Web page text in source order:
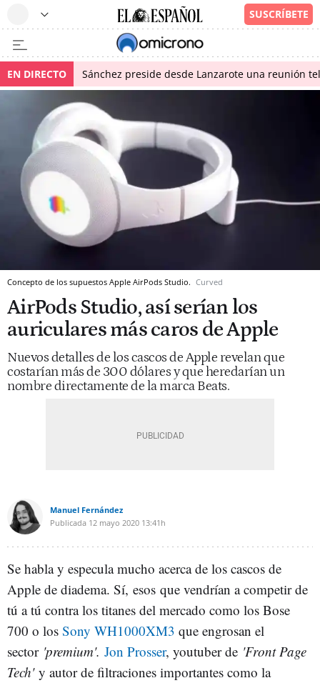
EN DIRECTO Sánchez preside desde Lanzarote una reunión
Concepto de los supuestos Apple AirPods Studio. Curved
AirPods Studio, así serían los
auriculares más caros de Apple
Nuevos detalles de los cascos de Apple revelan que
costarían más de 300 dólares y que heredarían un
nombre directamente de la marca Beats.
Manuel Fernández
Publicada 12 mayo 2020 13:41h
Se habla y especula mucho acerca de los cascos de
Apple de diadema. Sí, esos que vendrían a competir de
tú a tú contra los titanes del mercado como los Bose
700 o los Sony WH1000XM3 que engrosan el
sector 'premium'. Jon Prosser, youtuber de 'Front Page
Tech' y autor de filtraciones importantes como la